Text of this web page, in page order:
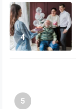
4
5